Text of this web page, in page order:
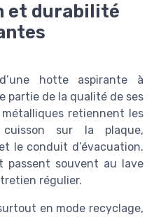
et durabilité
hotte aspirante à
partie de la qualité de ses
retiennent les
sur la plaque,
le conduit d’évacuation.
passent souvent au lave
régulier.
en mode recyclage,